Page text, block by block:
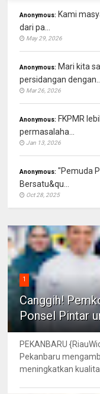
Anonymous: Kami
dari pa...
May 29, 2026
Anonymous: Mari kita
persidangan
Mar 26, 2026
Anonymous: FKPMR
permasalaha...
Jan 13, 2026
Anonymous: "Pemuda
Bersatu&qu...
Oct 28, 2025
1
Canggih!
Ponsel Pintar
PEKANBARU
Pekanbaru
meningkatkan